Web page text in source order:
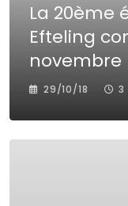
La 20ème
Efteling
novembre
29/10/18 3